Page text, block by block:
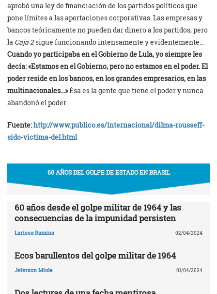
aprobó una ley de financiación de los partidos políticos que
pone límites a las aportaciones corporativas. Las empresas y
bancos teóricamente no pueden dar dinero a los partidos, pero
la Caja 2sigue funcionando intensamente y evidentemente…
Cuando yo participaba en el Gobierno de Lula, yo siempre les
decía: «Estamos en el Gobierno, pero no estamos en el poder. El
poder reside en los bancos, en los grandes empresarios, en las
multinacionales…»Ésa es la gente que tiene el poder y nunca
abandonó el poder.
Fuente:http://www.publico.es/internacional/dilma-rousseff-
sido-victima-del.html
60 AÑOS DEL GOLPE DE ESTADO EN BRASIL
60 años desde el golpe militar de 1964 y las
consecuencias de la impunidad persisten
Larissa Ramina 02/04/2024
Ecos barullentos del golpe militar de 1964
Jeferson Miola 01/04/2024